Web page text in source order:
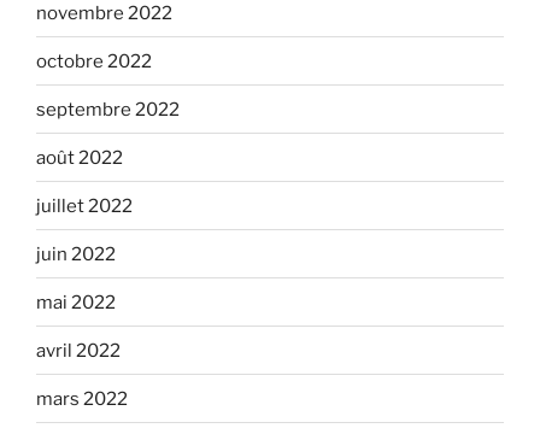
novembre 2022
octobre 2022
septembre 2022
août 2022
juillet 2022
juin 2022
mai 2022
avril 2022
mars 2022